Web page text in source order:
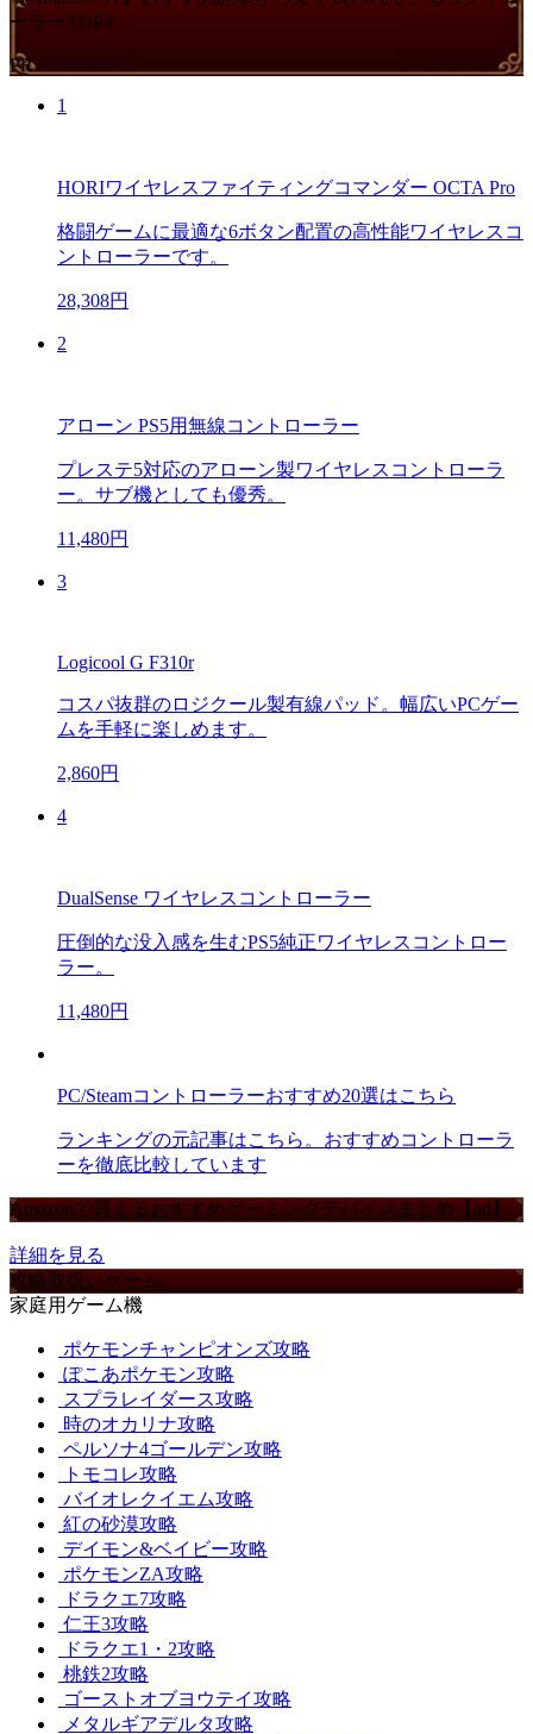
ーラーTOP4
PR
1
HORIワイヤレスファイティングコマンダー OCTA Pro
格闘ゲームに最適な6ボタン配置の高性能ワイヤレスコ
ントローラーです。
28,308円
2
アローン PS5用無線コントローラー
プレステ5対応のアローン製ワイヤレスコントローラ
ー。サブ機としても優秀。
11,480円
3
Logicool G F310r
コスパ抜群のロジクール製有線パッド。幅広いPCゲー
ムを手軽に楽しめます。
2,860円
4
DualSense ワイヤレスコントローラー
圧倒的な没入感を生むPS5純正ワイヤレスコントロー
ラー。
11,480円
PC/Steamコントローラーおすすめ20選はこちら
ランキングの元記事はこちら。おすすめコントローラ
ーを徹底比較しています
Amazonで買えるおすすめゲーミングデバイスまとめ【ad】
詳細を見る
攻略取扱いゲーム
家庭用ゲーム機
ポケモンチャンピオンズ攻略
ぽこあポケモン攻略
スプラレイダース攻略
時のオカリナ攻略
ペルソナ4ゴールデン攻略
トモコレ攻略
バイオレクイエム攻略
紅の砂漠攻略
デイモン&ベイビー攻略
ポケモンZA攻略
ドラクエ7攻略
仁王3攻略
ドラクエ1・2攻略
桃鉄2攻略
ゴーストオブヨウテイ攻略
メタルギアデルタ攻略